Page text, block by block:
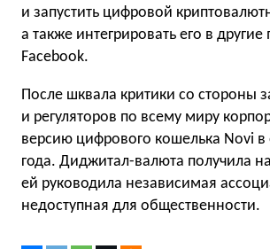
и запустить цифровой
а также интегрировать его в другие
Facebook.
После шквала критики со стороны
и регуляторов по всему миру
версию цифрового кошелька Novi в
года. Диджитал-валюта получила
ей руководила независимая
недоступная для общественности.